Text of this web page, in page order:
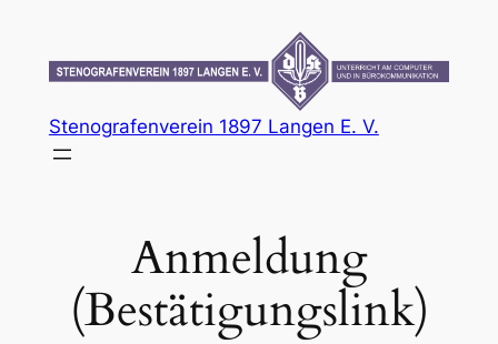
springen
Stenografenverein 1897 Langen E. V.
Anmeldung
(Bestätigungslink)